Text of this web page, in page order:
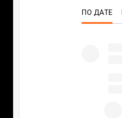
ПО ДАТЕ